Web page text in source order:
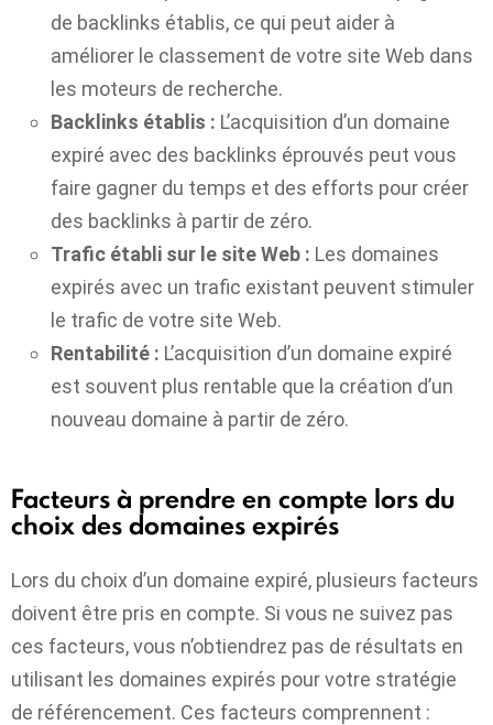
de backlinks établis, ce qui peut aider à
améliorer le classement de votre site Web dans
les moteurs de recherche.
Backlinks établis : L’acquisition d’un domaine
expiré avec des backlinks éprouvés peut vous
faire gagner du temps et des efforts pour créer
des backlinks à partir de zéro.
Trafic établi sur le site Web : Les domaines
expirés avec un trafic existant peuvent stimuler
le trafic de votre site Web.
Rentabilité : L’acquisition d’un domaine expiré
est souvent plus rentable que la création d’un
nouveau domaine à partir de zéro.
Facteurs à prendre en compte lors du
choix des domaines expirés
Lors du choix d’un domaine expiré, plusieurs facteurs
doivent être pris en compte. Si vous ne suivez pas
ces facteurs, vous n’obtiendrez pas de résultats en
utilisant les domaines expirés pour votre stratégie
de référencement. Ces facteurs comprennent :